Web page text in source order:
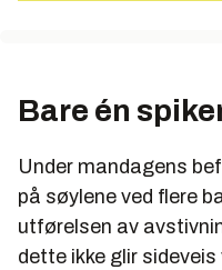
Bare én
Under mandagens
på søylene ved flere
utførelsen av
dette ikke glir